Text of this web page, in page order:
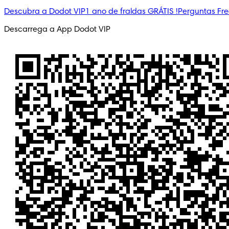
Descubra a Dodot VIP1 ano de fraldas GRÁTIS !Perguntas
Descarrega a App Dodot VIP